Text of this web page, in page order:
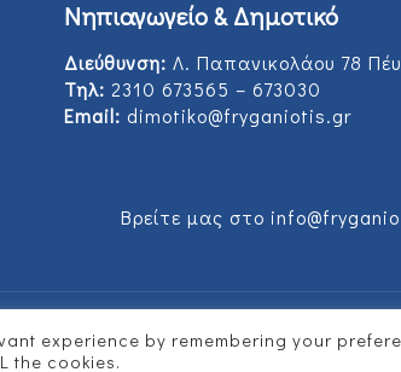
Νηπιαγωγείο & Δημοτικό
Διεύθυνση: Λ. Παπανικολάου 78
Τηλ: 2310 673565 – 673030
Email: dimotiko@fryganiotis.gr
Βρείτε μας στο
byVertitech
experience by remembering your
the cookies.